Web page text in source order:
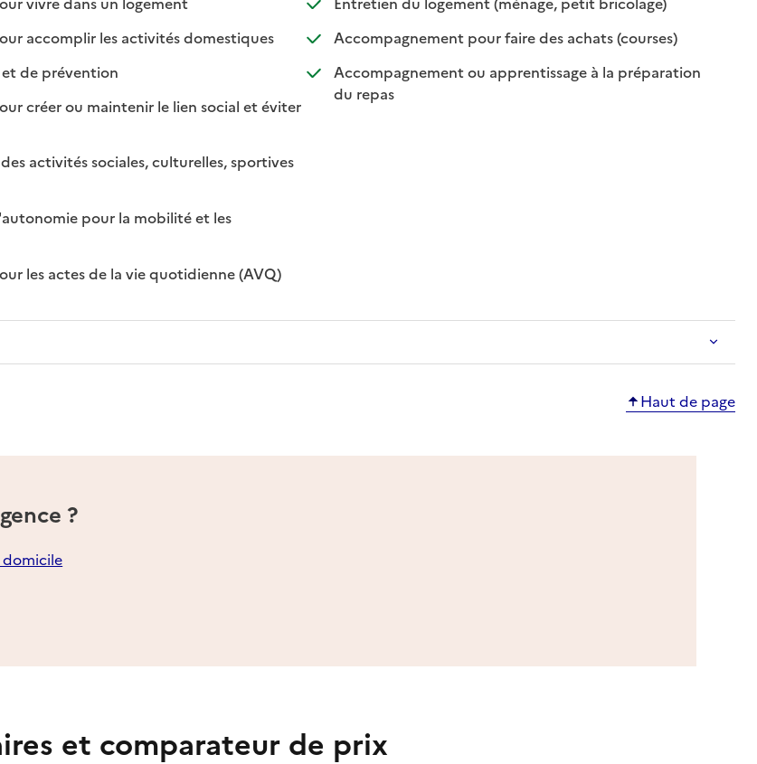
accomplir les activités domestiques: disponible
: non disponible
de prévention: disponible
: non disponible
créer ou maintenir le lien social et éviter
activités sociales, culturelles, sportives
pour la mobilité et les
les actes de la vie quotidienne (AVQ): disponible
: non disponible
Accompagnement pour faire des achats (courses): disponible
: non
Accompagnement ou apprentissage à la préparation
du repas: disponible
: non disponible
Haut de page
?
domicile
et comparateur de prix